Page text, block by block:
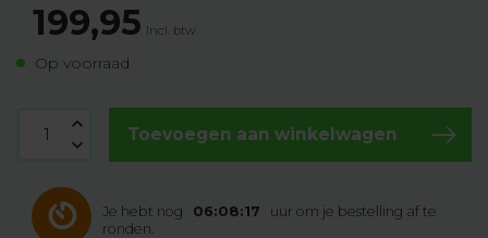
199,95 Incl. btw
Op voorraad
Toevoegen aan winkelwagen
Je hebt nog 06:08:17
uur om je bestelling af te
ronden.